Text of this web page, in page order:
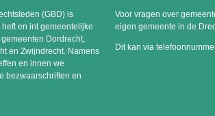
(GBD) is
en int gemeentelijke
Dordrecht,
en Zwijndrecht. Namens
en innen we
bezwaarschriften en
Voor vragen over
eigen gemeente in de
Dit kan via